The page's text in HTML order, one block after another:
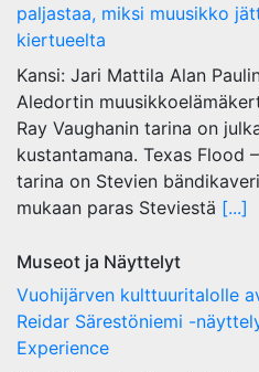
paljastaa, miksi muusikko
kiertueelta
Kansi: Jari Mattila Alan
Aledortin
Ray Vaughanin tarina on
kustantamana. Texas Flood
tarina on Stevien
mukaan paras Steviestä [...]
Museot ja Näyttelyt
Vuohijärven kulttuuritalolle
Reidar Särestöniemi -
Experience